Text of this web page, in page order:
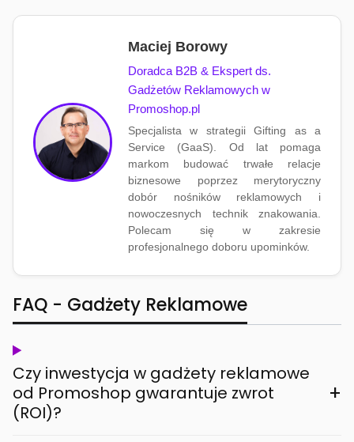
Maciej Borowy
Doradca B2B & Ekspert ds.
Gadżetów Reklamowych w
Promoshop.pl
Specjalista w strategii Gifting as a
Service (GaaS). Od lat pomaga
markom budować trwałe relacje
biznesowe poprzez merytoryczny
dobór nośników reklamowych i
nowoczesnych technik znakowania.
Polecam się w zakresie
profesjonalnego doboru upominków.
FAQ - Gadżety Reklamowe
Czy inwestycja w gadżety reklamowe
od Promoshop gwarantuje zwrot
(ROI)?
+